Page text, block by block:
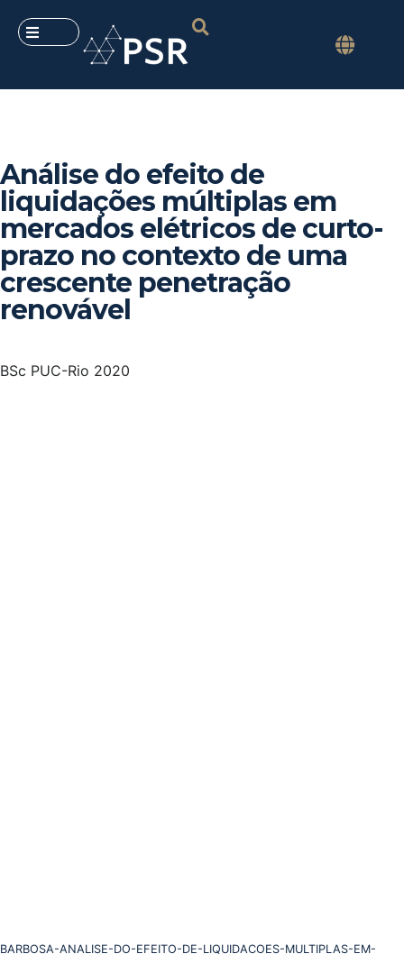
Análise do efeito de
liquidações múltiplas em
mercados elétricos de curto-
prazo no contexto de uma
crescente penetração
renovável
BSc PUC-Rio 2020
BARBOSA-ANALISE-DO-EFEITO-DE-LIQUIDACOES-MULTIPLAS-EM-